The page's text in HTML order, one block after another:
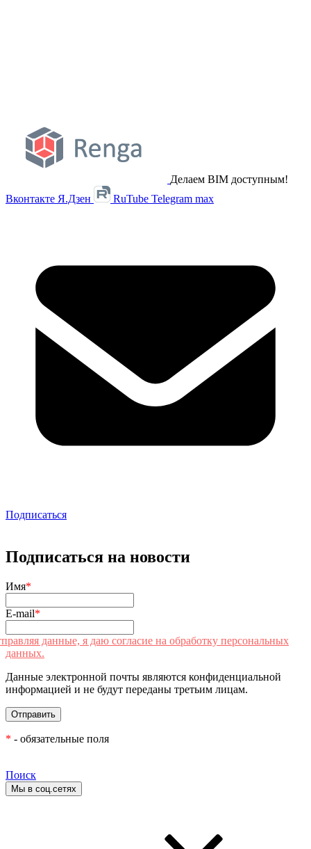
Делаем BIM доступным!
Вконтакте Я.Дзен RuTube Telegram max
Подписаться
Подписаться на новости
Имя*
E-mail*
данные, я даю согласие на обработку персональных
данных.
Данные электронной почты являются конфиденциальной
информацией и не будут переданы третьим лицам.
* - обязательные поля
Поиск
Мы в соц.сетях